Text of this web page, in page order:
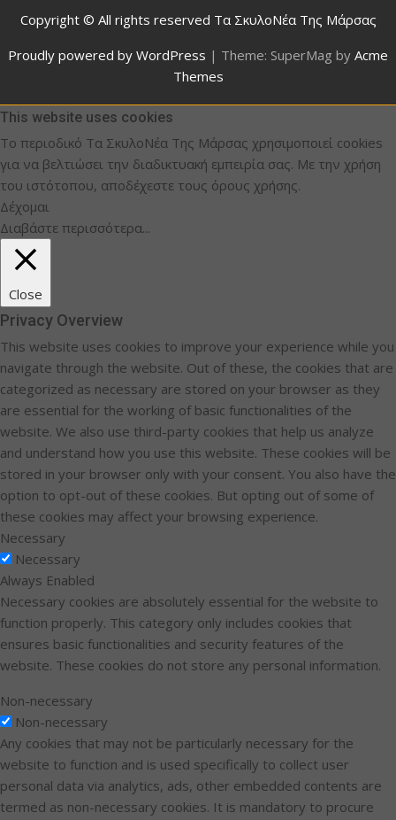
Copyright © All rights reserved Τα ΣκυλοΝέα Της Μάρσας
Proudly powered by WordPress | Theme: SuperMag by Acme
Themes
This website uses cookies
Το περιοδικό Τα ΣκυλοΝέα Της Μάρσας χρησιμοποιεί cookies
για να βελτιώσει την διαδικτυακή εμπειρία σας. Με την χρήση
του ιστότοπου, αποδέχεστε τους όρους χρήσης.
Δέχομαι
Διαβάστε περισσότερα...
Close
Privacy Overview
This website uses cookies to improve your experience while you
navigate through the website. Out of these, the cookies that are
categorized as necessary are stored on your browser as they
are essential for the working of basic functionalities of the
website. We also use third-party cookies that help us analyze
and understand how you use this website. These cookies will be
stored in your browser only with your consent. You also have the
option to opt-out of these cookies. But opting out of some of
these cookies may affect your browsing experience.
Necessary
Necessary
Always Enabled
Necessary cookies are absolutely essential for the website to
function properly. This category only includes cookies that
ensures basic functionalities and security features of the
website. These cookies do not store any personal information.
Non-necessary
Non-necessary
Any cookies that may not be particularly necessary for the
website to function and is used specifically to collect user
personal data via analytics, ads, other embedded contents are
termed as non-necessary cookies. It is mandatory to procure